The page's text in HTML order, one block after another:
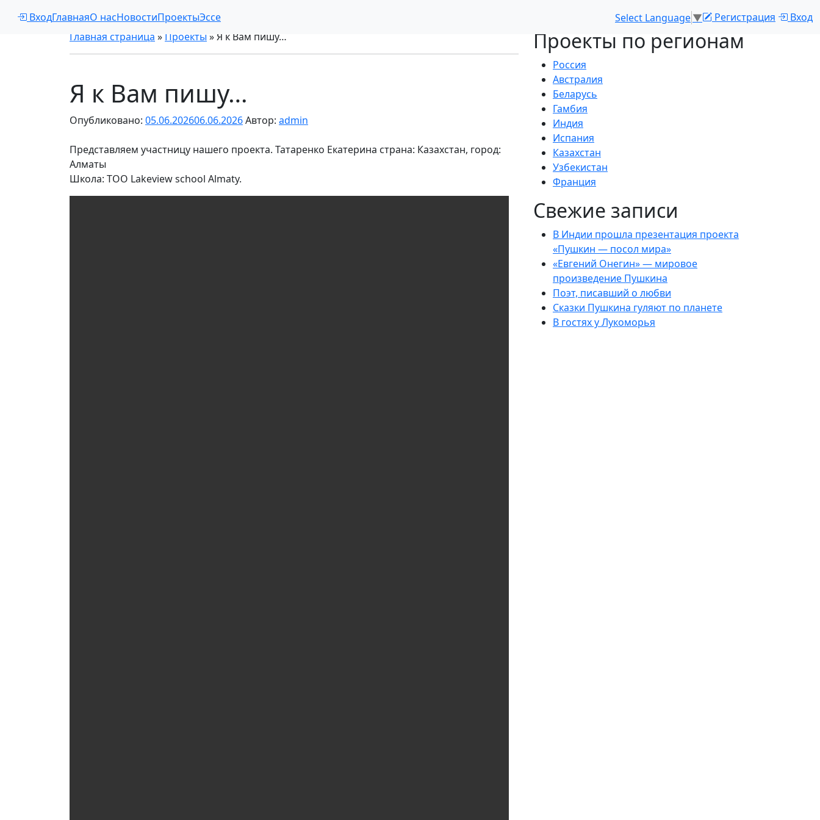
ВходГлавнаяО насНовостиПроектыЭссе Select Language▼ Регистрация
Вход
Главная страница » Проекты »Я к Вам пишу…
Я к Вам пишу…
Опубликовано: 05.06.202606.06.2026Автор: admin
Представляем участницу нашего проекта. Татаренко Екатерина страна: Казахстан, город:
Алматы
Школа: TOO Lakeview school Almaty.
Проекты по регионам
Россия
Австралия
Беларусь
Гамбия
Индия
Испания
Казахстан
Узбекистан
Франция
Свежие записи
В Индии прошла презентация проекта
«Пушкин — посол мира»
«Евгений Онегин» — мировое
произведение Пушкина
Поэт, писавший о любви
Сказки Пушкина гуляют по планете
В гостях у Лукоморья